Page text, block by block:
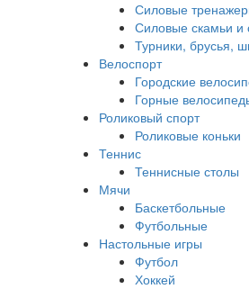
Силовые
Силовые скамьи и
Турники, брусья,
Велоспорт
Городские
Горные
Роликовый спорт
Роликовые коньки
Теннис
Теннисные столы
Мячи
Баскетбольные
Футбольные
Настольные игры
Футбол
Хоккей